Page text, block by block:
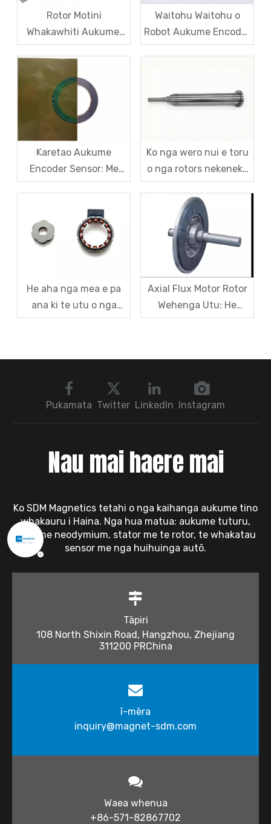
Rotor Motini
Whakawhiti Aukume:
Te Mana o te Manga
Ake-a-Motu mo te
Roopu Maamaa.
Waitohu Waitohu o
Robot Aukume Encoder
Pūoko – Mai i te
Pūtake.
Karetao Aukume
Encoder Sensor: Me
pehea nga Kopae
whare e Wehe ai i te
Monopoly Kawemai?
Ko nga wero nui e toru
o nga rotors nekeneke
aukume me o ratou
otinga
He aha nga mea e pa
ana ki te utu o nga
pūoko EV Resolver? Te
Axial Flux Motor Rotor
Wehenga Utu: He
aukume, Ko te Rino, Ko
Pukamata Twitter LinkedIn Instagram
Nau mai haere mai
Ko SDM Magnetics tetahi o nga kaihanga aukume tino
whakauru i Haina. Nga hua matua: aukume tuturu,
aukume neodymium, stator me te rotor, te whakatau
sensor me nga huihuinga autō.
Tāpiri
108 North Shixin Road, Hangzhou, Zhejiang
311200 PRChina
ī-mēra
inquiry@magnet-sdm.com​​​​​
Waea whenua
+86-571-82867702